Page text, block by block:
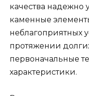
качества надежно
каменные
неблагоприятных
протяжении
первоначальные
характеристики.